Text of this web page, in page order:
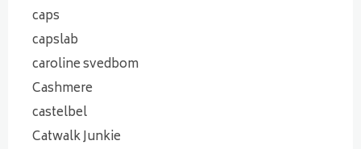
caps
capslab
caroline svedbom
Cashmere
castelbel
Catwalk Junkie